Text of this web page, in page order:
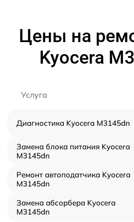
Цены на
Kyocera
Услуга
Диагностика Kyocera M3145dn
Замена блока питания Kyocera
M3145dn
Ремонт автоподатчика Kyocera
M3145dn
Замена абсорбера Kyocera
M3145dn